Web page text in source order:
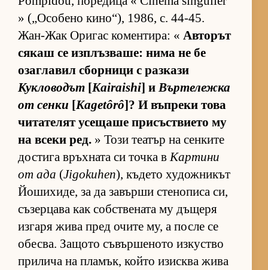
» („О­со­бено ки­но­“), 1986, с. 44-45.
Жан-Жак Ори­гас ко­мен­ти­ра: « Ав­то­рът
ся­каш се из­п­лъз­ва­ше: нима не бе
озаг­ла­вил сбор­ници с раз­кази
Кукловодът [Kairaishi] и Вър­те­лежка
от сенки [Kagetôrô]? И въп­реки това
чи­та­те­лят усе­щаше при­със­т­ви­ето му
на всеки ред. » Този те­а­тър на сен­ките
дос­тига връх­ната си точка в Кар­тини
от ада (Jigokuhen), къ­дето ху­дож­ни­кът
Йо­ши­хи­де, за да за­върши сте­но­писа си,
съ­зер­цава как соб­с­т­ве­ната му дъ­щеря
из­гаря жива пред очите му, а после се
обес­ва. За­щото съ­вър­ше­ното из­кус­тво
при­лича на пла­мък, който изис­ква жива